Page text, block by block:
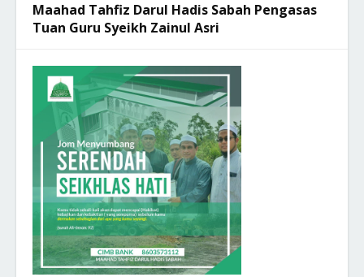
Maahad Tahfiz Darul Hadis Sabah Pengasas
Tuan Guru Syeikh Zainul Asri